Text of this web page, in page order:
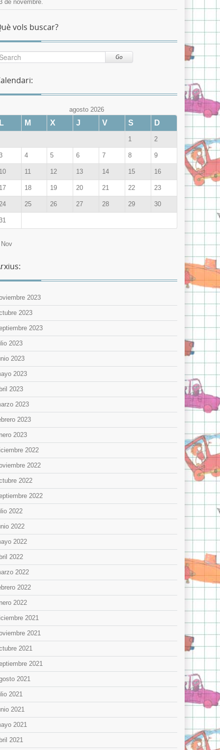
de novembre.
vols buscar?
Go
agosto 2026
L M X J V S D
1 2
4 5 6 7 8 9
10 11 12 13 14 15 16
17 18 19 20 21 22 23
25 26 27 28 29 30
2023
2023
2023
2023
2023
2023
2023
2023
2023
2023
2022
2022
2022
2022
2022
2022
2022
2022
2022
2022
2022
2021
2021
2021
2021
2021
2021
2021
2021
2021